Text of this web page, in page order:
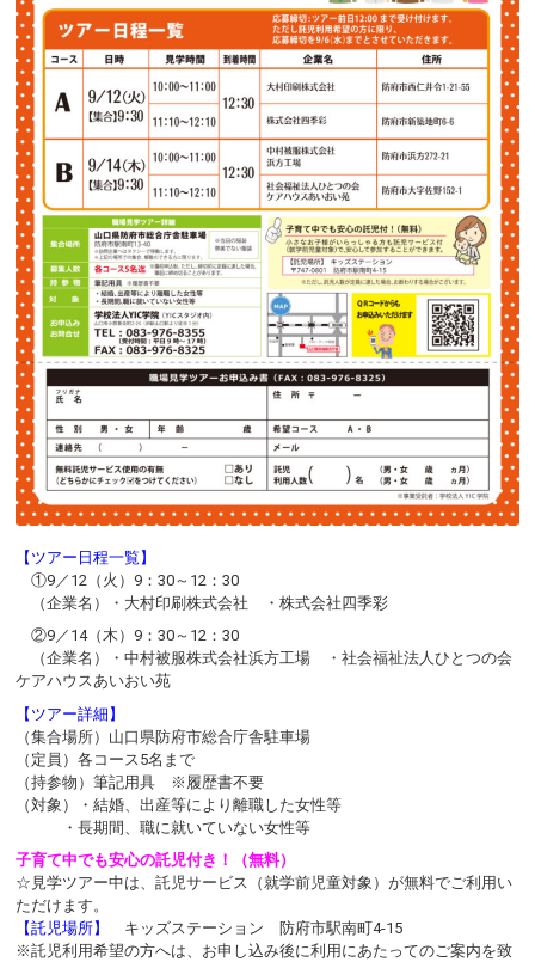
【ツアー日程一覧】
①9／12（火）9：30～12：30
（企業名）・大村印刷株式会社 ・株式会社四季彩
②9／14（木）9：30～12：30
（企業名）・中村被服株式会社浜方工場 ・社会福祉法人ひとつの会
ケアハウスあいおい苑
【ツアー詳細】
（集合場所）山口県防府市総合庁舎駐車場
（定員）各コース5名まで
（持参物）筆記用具 ※履歴書不要
（対象）・結婚、出産等により離職した女性等
・長期間、職に就いていない女性等
子育て中でも安心の託児付き！（無料）
☆見学ツアー中は、託児サービス（就学前児童対象）が無料でご利用い
ただけます。
【託児場所】
キッズステーション 防府市駅南町4-15
※託児利用希望の方へは、お申し込み後に利用にあたってのご案内を致